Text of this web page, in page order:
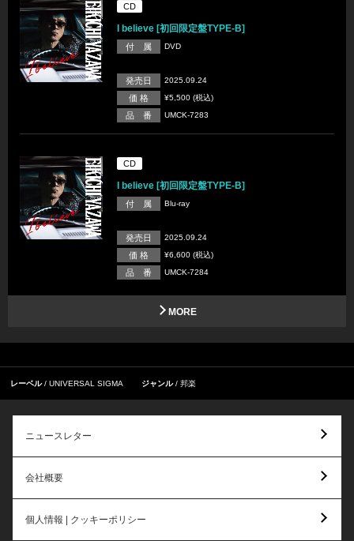
CD
I believe [初回限定盤TYPE-B]
付 属 DVD
発売日 2025.09.24
価 格 ¥5,500 (税込)
品 番 UMCK-7283
CD
I believe [初回限定盤TYPE-B]
付 属 Blu-ray
発売日 2025.09.24
価 格 ¥6,600 (税込)
品 番 UMCK-7284
MORE
レーベル UNIVERSAL SIGMA ジャンル 邦楽
ニュースレター
会社概要
個人情報 | クッキーポリシー